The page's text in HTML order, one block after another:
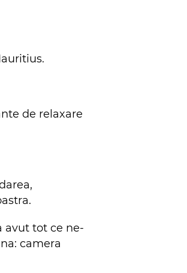
de relaxare
avut tot ce ne-
camera